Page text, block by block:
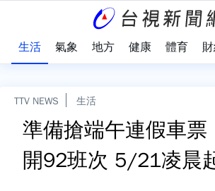
生活 氣象 地方 健康 體育
TTV NEWS 生活
準備搶端午連假車票
開92班次 5/21凌晨